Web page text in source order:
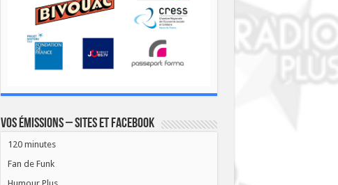
Vos émissions – Sites et Facebook
120 minutes
Fan de Funk